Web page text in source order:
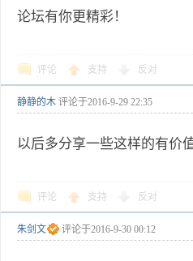
论坛有你更精彩！
评论 支持 反对
静静的木 评论于2016-9-29 22:35
以后多分享一些这样的有价
评论 支持 反对
朱剑文 评论于2016-9-30 00:12